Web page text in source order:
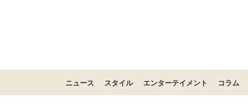
ニュース スタイル エンターテイメント コラム